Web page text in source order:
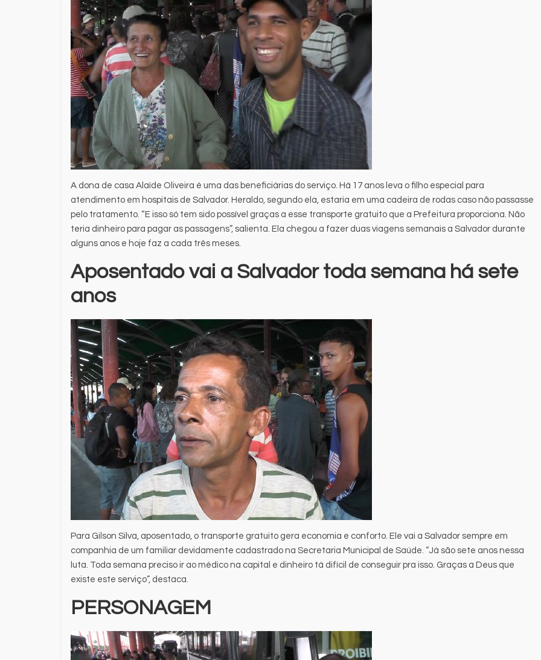
A dona de casa Alaíde Oliveira é uma das beneficiárias do serviço. Há 17 anos leva o filho especial para
atendimento em hospitais de Salvador. Heraldo, segundo ela, estaria em uma cadeira de rodas caso não passasse
pelo tratamento. “E isso só tem sido possível graças a esse transporte gratuito que a Prefeitura proporciona. Não
teria dinheiro para pagar as passagens”, salienta. Ela chegou a fazer duas viagens semanais a Salvador durante
alguns anos e hoje faz a cada três meses.
Aposentado vai a Salvador toda semana há sete
anos
Para Gilson Silva, aposentado, o transporte gratuito gera economia e conforto. Ele vai a Salvador sempre em
companhia de um familiar devidamente cadastrado na Secretaria Municipal de Saúde. “Já são sete anos nessa
luta. Toda semana preciso ir ao médico na capital e dinheiro tá difícil de conseguir pra isso. Graças a Deus que
existe este serviço”, destaca.
PERSONAGEM